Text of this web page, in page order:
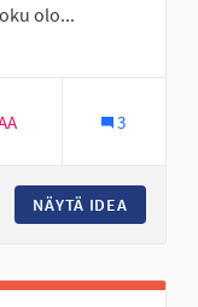
olo...
3
NÄYTÄ IDEA